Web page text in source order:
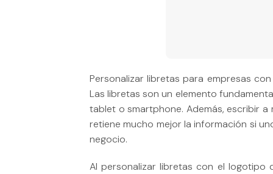
Personalizar libretas para empresas
Las libretas son un elemento
tablet o smartphone. Además, escribir
retiene mucho mejor la información si
negocio.
Al personalizar libretas con el logotipo